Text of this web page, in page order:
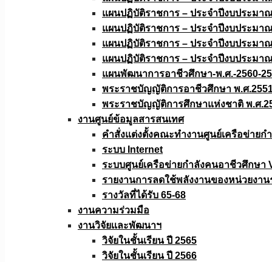
แผนปฏิบัติราชการ – ประจำปีงบประมา
แผนปฏิบัติราชการ – ประจำปีงบประมา
แผนปฏิบัติราชการ – ประจำปีงบประมา
แผนปฏิบัติราชการ – ประจำปีงบประมา
แผนพัฒนาการอาชีวศึกษา-พ.ศ.-2560-
พระราชบัญญัติการอาชีวศึกษา พ.ศ
พระราชบัญญัติการศึกษาแห่งชาติ พ.ศ
งานศูนย์ข้อมูลสารสนเทศ
คำสั่งแต่งตั้งคณะทำงานศูนย์เครือข่าย
ระบบ Internet
ระบบศูนย์เครือข่ายกำลังคนอาชีวศึกษา
รายงานการลดใช้พลังงานของหน่วยงา
รางวัลที่ได้รับ 65-68
งานความร่วมมือ
งานวิจัยเเละพัฒนาฯ
วิจัยในชั้นเรียน ปี 2565
วิจัยในชั้นเรียน ปี 2566